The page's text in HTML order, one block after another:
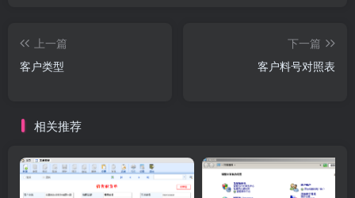
上一篇
客户类型
下一篇
客户料号对照表
相关推荐